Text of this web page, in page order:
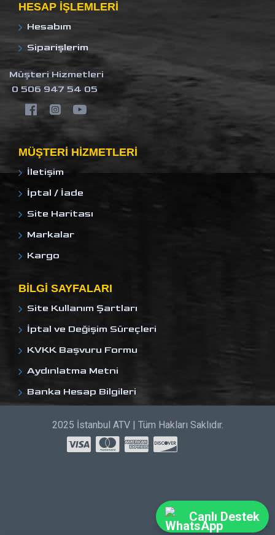
HESAP IŞLEMLERI
Hesabım
Siparişlerim
Müşteri Hizmetleri
0 506 947 54 05
MÜŞTERI HIZMETLERI
İletişim
İptal / İade
Site Haritası
Markalar
Kargo
BILGI SAYFALARI
Site Kullanım Şartları
İptal ve Değişim Süreçleri
KVKK Başvuru Formu
Aydınlatma Metni
Banka Hesap Bilgileri
2025 İstanbul ATV | Tüm Hakları Saklıdır.
Canlı Destek